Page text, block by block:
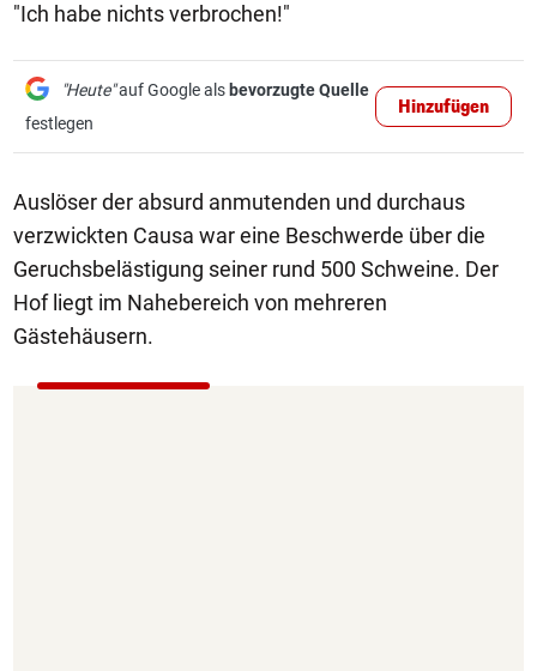
"Ich habe nichts verbrochen!"
"Heute"auf Google als bevorzugte Quelle
festlegen
Hinzufügen
Auslöser der absurd anmutenden und durchaus
verzwickten Causa war eine Beschwerde über die
Geruchsbelästigung seiner rund 500 Schweine. Der
Hof liegt im Nahebereich von mehreren
Gästehäusern.